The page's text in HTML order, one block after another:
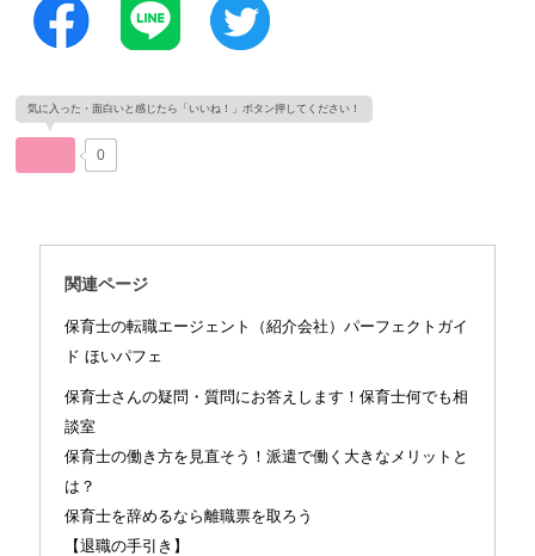
0
関連ページ
保育士の転職エージェント（紹介会社）パーフェクトガイ
ド ほいパフェ
保育士さんの疑問・質問にお答えします！保育士何でも相
談室
保育士の働き方を見直そう！派遣で働く大きなメリットと
は？
保育士を辞めるなら離職票を取ろう
【退職の手引き】